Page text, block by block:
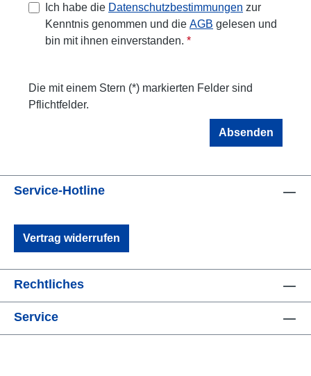
Ich habe die Datenschutzbestimmungen zur
Kenntnis genommen und die AGB gelesen und
bin mit ihnen einverstanden. *
Die mit einem Stern (*) markierten Felder sind
Pflichtfelder.
Absenden
Service-Hotline
Vertrag widerrufen
Rechtliches
Service